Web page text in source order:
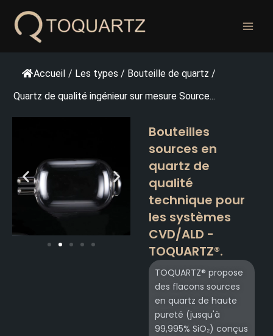
content
Accueil / Les types / Bouteille de quartz /
Quartz de qualité ingénieur sur mesure Source...
Bouteilles
sources en
quartz de
qualité
technique pour
les systèmes
CVD/ALD -
TOQUARTZ®.
TOQUARTZ® propose
des flacons sources
en quartz de haute
pureté (jusqu'à
99,995% SiO₂) conçus